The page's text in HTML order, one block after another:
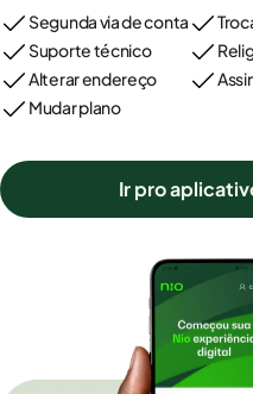
Segunda via de conta
Suporte técnico
Alterar endereço
Mudar plano
Ir pro